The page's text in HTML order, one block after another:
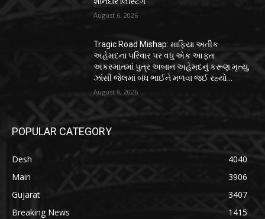
August 6, 2026
Tragic Road Mishap: માફિયા અતીક
અહેમદના પરિવાર પર વધુ એક આફત:
અકસ્માતમાં પુત્ર અબાન અહેમદનું કરૂણ મૃત્યુ,
ઝાંસી જેલમાં બંધ ભાઈને મળવા જઈ રહ્યો...
August 6, 2026
POPULAR CATEGORY
Desh
4040
Main
3906
Gujarat
3407
Breaking News
1415